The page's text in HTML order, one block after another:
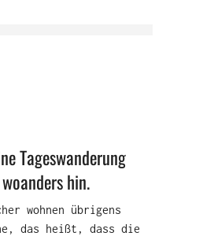
Tageswanderung
hin.
wohnen übrigens
das heißt, dass die